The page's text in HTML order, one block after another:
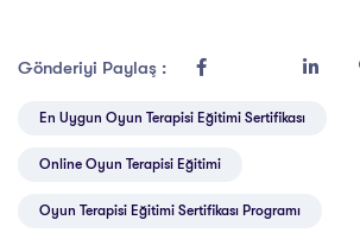
Gönderiyi Paylaş :
En Uygun Oyun Terapisi Eğitimi Sertifikası
Online Oyun Terapisi Eğitimi
Oyun Terapisi Eğitimi Sertifikası Programı